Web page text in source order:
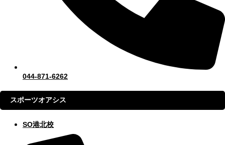
044-871-6262
スポーツオアシス
SO港北校